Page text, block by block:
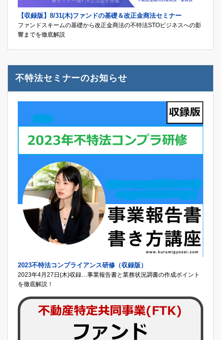
【収録版】8/31(木)ファンドの基礎＆改正金商法セミナー
ファンドスキームの基礎から改正金商法の不特法STOビジネスへの影
響までを徹底解説
不特法セミナーのお知らせ
2023不特法コンプライアンス研修（収録版）
2023年4月27日(木)収録…事業報告書と業務状況調書の作成ポイント
を徹底解説！